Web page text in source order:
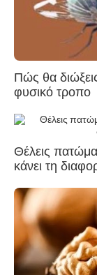
Πώς θα
φυσικό τροπο
Θέλεις
κάνει τη